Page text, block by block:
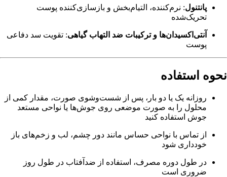
پانتنول: نرم‌کننده، التیام‌بخش و بازسازی‌کننده پوست
تحریک‌شده
آنتی‌اکسیدان‌ها و ترکیبات ضد التهاب گیاهی: تقویت سد دفاعی
پوست
نحوه استفاده
روزانه یک یا دو بار، پس از شست‌وشوی صورت، مقدار کمی از
محلول را به صورت موضعی روی جوش‌ها یا نواحی مستعد
جوش استفاده کنید
از تماس با نواحی حساس مانند دور چشم، لب و زخم‌های باز
خودداری شود
در طول دوره مصرف، استفاده از ضدآفتاب در طول روز
ضروری است